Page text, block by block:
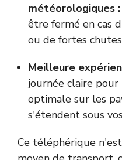
météorologiques :
être fermé en cas
ou de fortes
Meilleure
journée claire
optimale sur les
s'étendent sous
Ce téléphérique